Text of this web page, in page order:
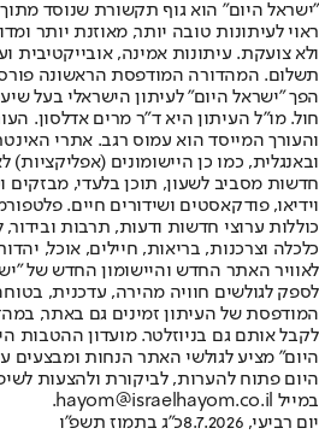
"ישראל היום" הוא גוף תקשורת שנוסד
ראוי לעיתונות טובה יותר, מאוזנת יותר
ולא צועקת. עיתונות אמינה, אובייקטיבית
הפך "ישראל היום" לעיתון הישראלי בעל
חול. מו"ל העיתון היא ד"ר מרים אדלסון.
והעורך המייסד הוא עמוס רגב. אתרי
חדשות מסביב לשעון, תוכן בלעדי, מבזקים
וידיאו, פודקאסטים ושידורים חיים.
כוללות ערוצי חדשות ודעות, תרבות ובידור,
לאוויר האתר החדש והיישומון החדש של
לספק לגולשים חוויה מהירה, עדכנית,
המודפסת של העיתון זמינים גם באתר,
לקבל אותם גם בניוזלטר. מועדון ההטבות
היום" מציע לגולשי האתר הנחות ומבצעים
היום פתוח להערות, לביקורת ולהצעות
במייל hayom@israelhayom.co.il.
יום רביעי, 8.7.2026
כ"ג בתמוז תשפ"ו